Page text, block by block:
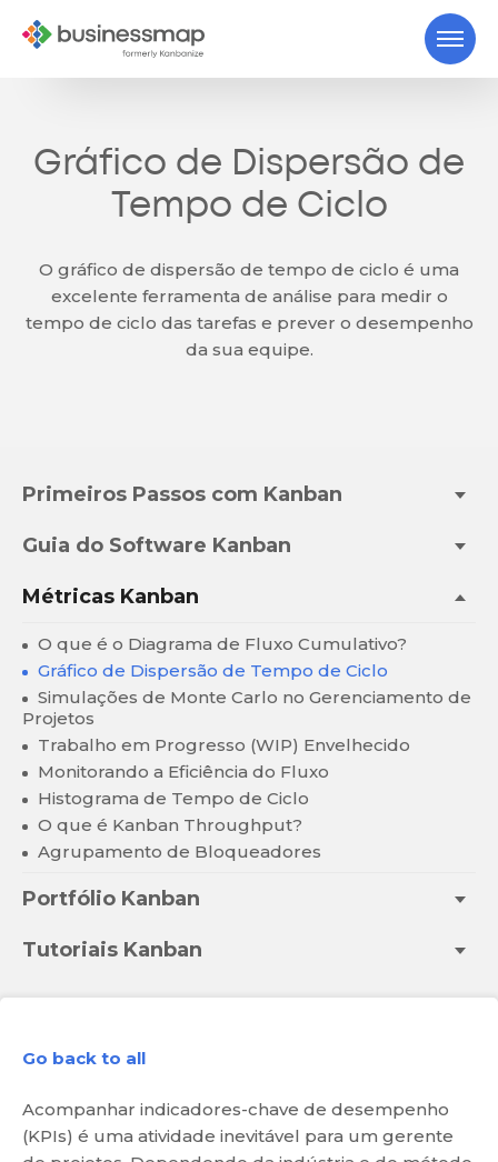
Gráfico de Dispersão de
Tempo de Ciclo
O gráfico de dispersão de tempo de ciclo é uma
excelente ferramenta de análise para medir o
tempo de ciclo das tarefas e prever o desempenho
da sua equipe.
Primeiros Passos com Kanban
Guia do Software Kanban
Métricas Kanban
O que é o Diagrama de Fluxo Cumulativo?
Gráfico de Dispersão de Tempo de Ciclo
Simulações de Monte Carlo no Gerenciamento de
Projetos
Trabalho em Progresso (WIP) Envelhecido
Monitorando a Eficiência do Fluxo
Histograma de Tempo de Ciclo
O que é Kanban Throughput?
Agrupamento de Bloqueadores
Portfólio Kanban
Tutoriais Kanban
Go back to all
Acompanhar indicadores-chave de desempenho
(KPIs) é uma atividade inevitável para um gerente